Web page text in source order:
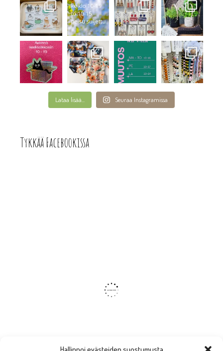
Lataa lisää... Seuraa Instagramissa
Tykkää Facebookissa